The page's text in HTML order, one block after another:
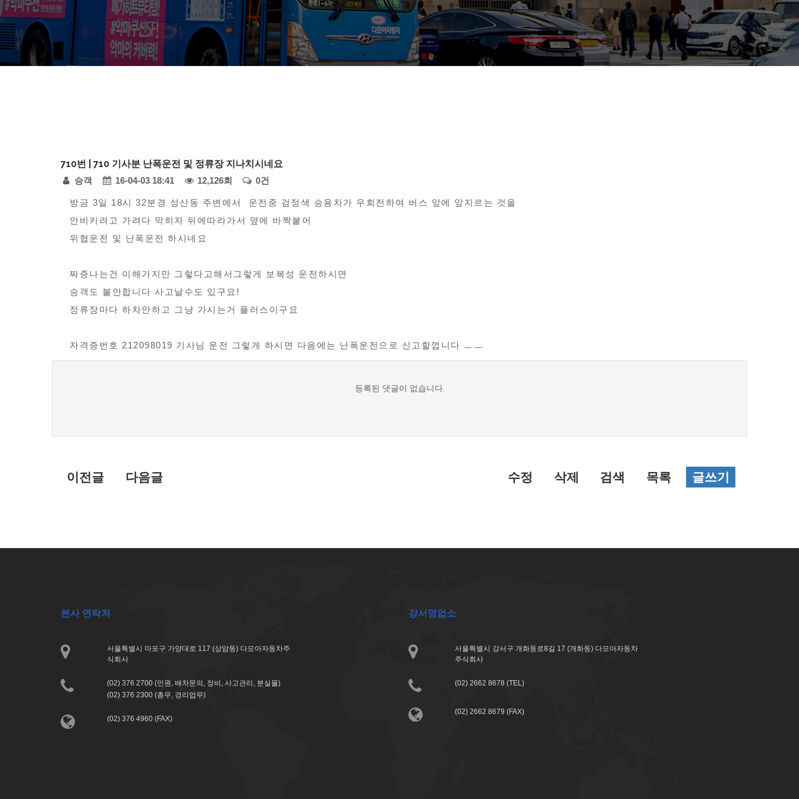
모
수
710번 | 710 기사분 난폭운전 및 정류장 지나치시네요
페
이
지
보
승객 16-04-03 18:41 12,126회 0건
본
문
방금 3일 18시 32분경 성산동 주변에서 운전중 검정색 승용차가 우회전하여 버스 앞에 앞지르는 것을
안비키려고 가려다 막히자 뒤에따라가서 옆에 바짝붙어
위협운전 및 난폭운전 하시네요
짜증나는건 이해가지만 그렇다고해서그렇게 보복성 운전하시면
승객도 불안합니다 사고날수도 있구요!
정류장마다 하차안하고 그냥 가시는거 플러스이구요
자격증번호 212098019 기사님 운전 그렇게 하시면 다음에는 난폭운전으로 신고할껍니다 ㅡㅡ
등록된 댓글이 없습니다.
이전글 다음글 수정 삭제 검색 목록 글쓰기
본사 연락처
서울특별시 마포구 가양대로 117 (상암동) 다모아자동차주
식회사
(02) 376 2700 (민원, 배차문의, 정비, 사고관리, 분실물)
(02) 376 2300 (총무, 경리업무)
(02) 376 4960 (FAX)
강서영업소
서울특별시 강서구 개화동로8길 17 (개화동) 다모아자동차
주식회사
(02) 2662 8678 (TEL)
(02) 2662 8679 (FAX)